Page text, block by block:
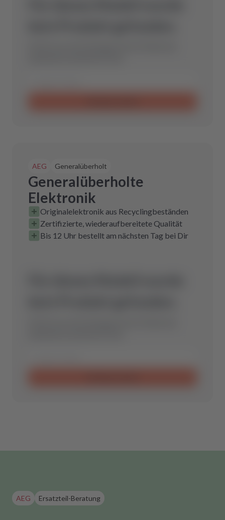
AEG Generalüberholt
Generalüberholte
Elektronik
Originalelektronik aus Recyclingbeständen
Zertifizierte, wiederaufbereitete Qualität
Bis 12 Uhr bestellt am nächsten Tag bei Dir
AEG Ersatzteil-Beratung